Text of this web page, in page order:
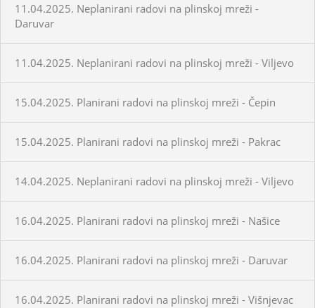
11.04.2025. Neplanirani radovi na plinskoj mreži -
Daruvar
11.04.2025. Neplanirani radovi na plinskoj mreži - Viljevo
15.04.2025. Planirani radovi na plinskoj mreži - Čepin
15.04.2025. Planirani radovi na plinskoj mreži - Pakrac
14.04.2025. Neplanirani radovi na plinskoj mreži - Viljevo
16.04.2025. Planirani radovi na plinskoj mreži - Našice
16.04.2025. Planirani radovi na plinskoj mreži - Daruvar
16.04.2025. Planirani radovi na plinskoj mreži - Višnjevac